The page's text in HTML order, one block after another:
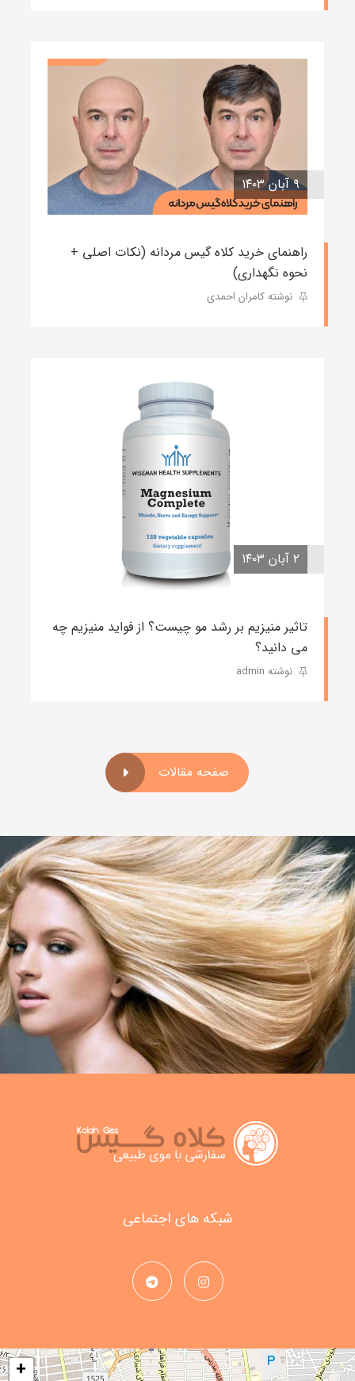
۹ آبان ۱۴۰۳
راهنمای خرید کلاه گیس مردانه (نکات اصلی +
نحوه نگهداری)
نوشته کامران احمدی
۲ آبان ۱۴۰۳
تاثیر منیزیم بر رشد مو چیست؟ از فواید منیزیم چه
می دانید؟
نوشته admin
صفحه مقالات
شبکه های اجتماعی
+